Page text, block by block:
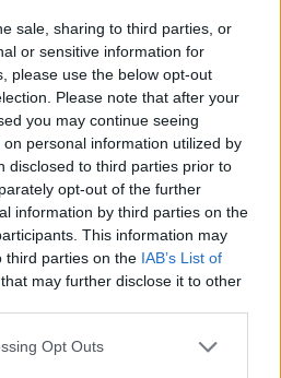
sale, sharing to third parties, or
or sensitive information for
please use the below opt-out
Please note that after your
you may continue seeing
personal information utilized by
disclosed to third parties prior to
opt-out of the further
information by third parties on the
This information may
third parties on the IAB’s List of
that may further disclose it to other
Opt Outs